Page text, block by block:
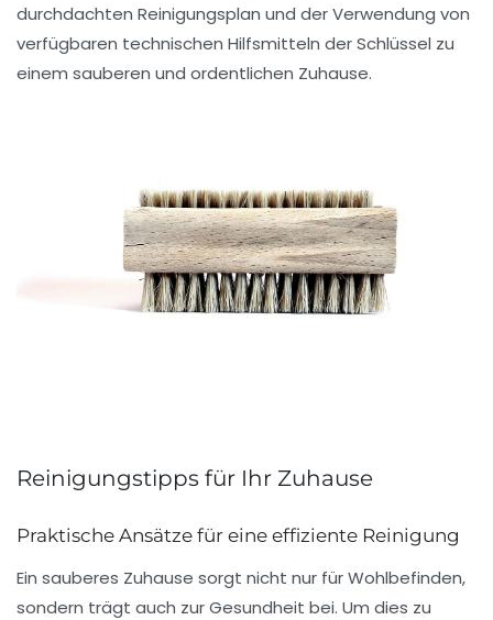
durchdachten Reinigungsplan und der Verwendung von
verfügbaren technischen Hilfsmitteln der Schlüssel zu
einem sauberen und ordentlichen Zuhause.
Reinigungstipps für Ihr Zuhause
Praktische Ansätze für eine effiziente Reinigung
Ein sauberes Zuhause sorgt nicht nur fürWohlbefinden,
sondern trägt auch zurGesundheit bei. Um dies zu